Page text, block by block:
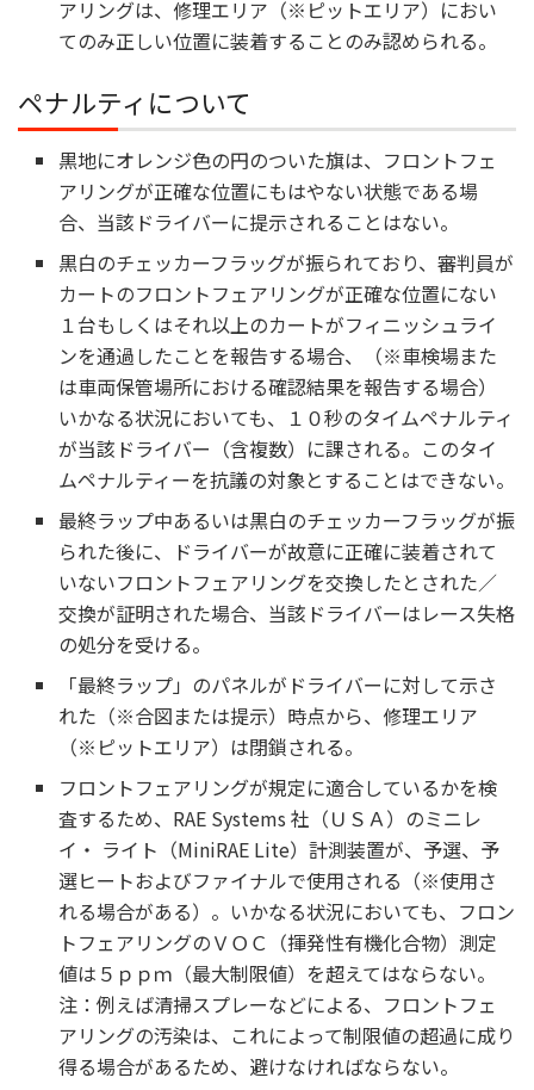
アリングは、修理エリア（※ピットエリア）におい
てのみ正しい位置に装着することのみ認められる。
ペナルティについて
黒地にオレンジ色の円のついた旗は、フロントフェ
アリングが正確な位置にもはやない状態である場
合、当該ドライバーに提示されることはない。
黒白のチェッカーフラッグが振られており、審判員が
カートのフロントフェアリングが正確な位置にない
１台もしくはそれ以上のカートがフィニッシュライ
ンを通過したことを報告する場合、（※車検場また
は車両保管場所における確認結果を報告する場合）
いかなる状況においても、１０秒のタイムペナルティ
が当該ドライバー（含複数）に課される。このタイ
ムペナルティーを抗議の対象とすることはできない。
最終ラップ中あるいは黒白のチェッカーフラッグが振
られた後に、ドライバーが故意に正確に装着されて
いないフロントフェアリングを交換したとされた／
交換が証明された場合、当該ドライバーはレース失格
の処分を受ける。
「最終ラップ」のパネルがドライバーに対して示さ
れた（※合図または提示）時点から、修理エリア
（※ピットエリア）は閉鎖される。
フロントフェアリングが規定に適合しているかを検
査するため、RAE Systems 社（ＵＳＡ）のミニレ
イ・ ライト（MiniRAE Lite）計測装置が、予選、予
選ヒートおよびファイナルで使用される（※使用さ
れる場合がある）。いかなる状況においても、フロン
トフェアリングのＶＯＣ（揮発性有機化合物）測定
値は５ｐｐｍ（最大制限値）を超えてはならない。
注：例えば清掃スプレーなどによる、フロントフェ
アリングの汚染は、これによって制限値の超過に成り
得る場合があるため、避けなければならない。